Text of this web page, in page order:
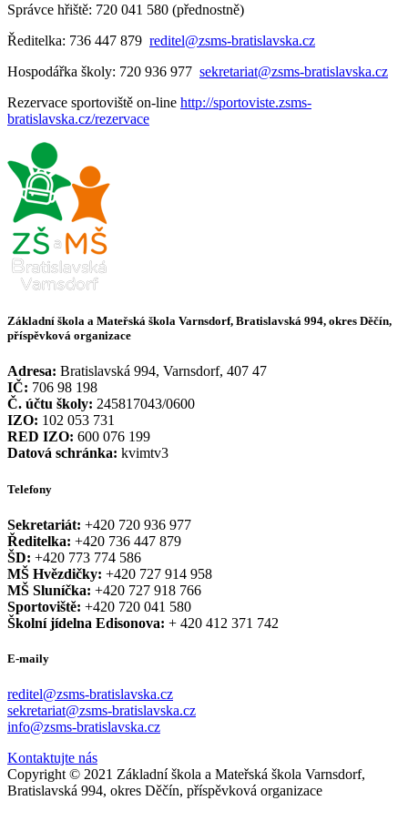
Správce hřiště: 720 041 580 (přednostně)
Ředitelka: 736 447 879 reditel@zsms-bratislavska.cz
Hospodářka školy: 720 936 977 sekretariat@zsms-bratislavska.cz
Rezervace sportoviště on-line http://sportoviste.zsms-
bratislavska.cz/rezervace
Základní škola a Mateřská škola Varnsdorf, Bratislavská 994, okres Děčín,
příspěvková organizace
Adresa: Bratislavská 994, Varnsdorf, 407 47
IČ: 706 98 198
Č. účtu školy: 245817043/0600
IZO: 102 053 731
RED IZO: 600 076 199
Datová schránka: kvimtv3
Telefony
Sekretariát: +420 720 936 977
Ředitelka: +420 736 447 879
ŠD: +420 773 774 586
MŠ Hvězdičky: +420 727 914 958
MŠ Sluníčka: +420 727 918 766
Sportoviště: +420 720 041 580
Školní jídelna Edisonova: + 420 412 371 742
E-maily
reditel@zsms-bratislavska.cz
sekretariat@zsms-bratislavska.cz
info@zsms-bratislavska.cz
Kontaktujte nás
Copyright © 2021 Základní škola a Mateřská škola Varnsdorf,
Bratislavská 994, okres Děčín, příspěvková organizace